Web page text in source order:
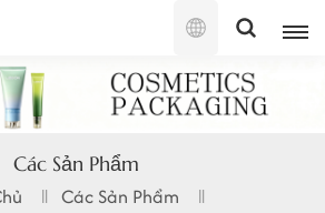
Tiếng
English
français
Các Sản Phẩm
Các Sản Phẩm